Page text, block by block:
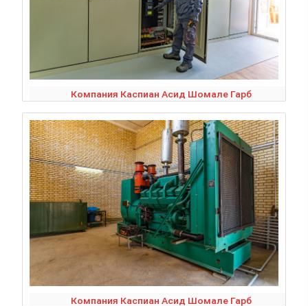
Компания Каспиан Асид Шомале Гарб
Компания Каспиан Асид Шомале Гарб